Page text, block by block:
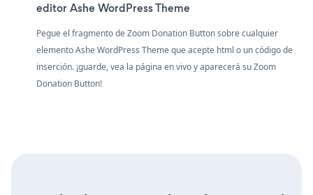
editor Ashe WordPress Theme
Pegue el fragmento de Zoom Donation Button sobre cualquier
elemento Ashe WordPress Theme que acepte html o un código de
inserción. ¡guarde, vea la página en vivo y aparecerá su Zoom
Donation Button!